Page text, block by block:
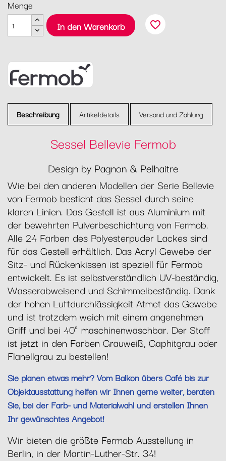
Menge
In den Warenkorb
favorite_border
Beschreibung Artikeldetails Versand und Zahlung
Sessel Bellevie Fermob
Design by Pagnon & Pelhaitre
Wie bei den anderen Modellen der Serie Bellevie
von Fermob besticht das Sessel durch seine
klaren Linien. Das Gestell ist aus Aluminium mit
der bewehrten Pulverbeschichtung von Fermob.
Alle 24 Farben des Polyesterpuder Lackes sind
für das Gestell erhältlich. Das Acryl Gewebe der
Sitz- und Rückenkissen ist speziell für Fermob
entwickelt. Es ist selbstverständlich UV-beständig,
Wasserabweisend und Schimmelbeständig. Dank
der hohen Luftdurchlässigkeit Atmet das Gewebe
und ist trotzdem weich mit einem angenehmen
Griff und bei 40° maschinenwaschbar. Der Stoff
ist jetzt in den Farben Grauweiß, Gaphitgrau oder
Flanellgrau zu bestellen!
Sie planen etwas mehr? Vom Balkon übers Café bis zur
Objektausstattung helfen wir Ihnen gerne weiter, beraten
Sie, bei der Farb- und Materialwahl und erstellen Ihnen
Ihr gewünschtes Angebot!
Wir bieten die größte Fermob Ausstellung in
Berlin, in der Martin-Luther-Str. 34!